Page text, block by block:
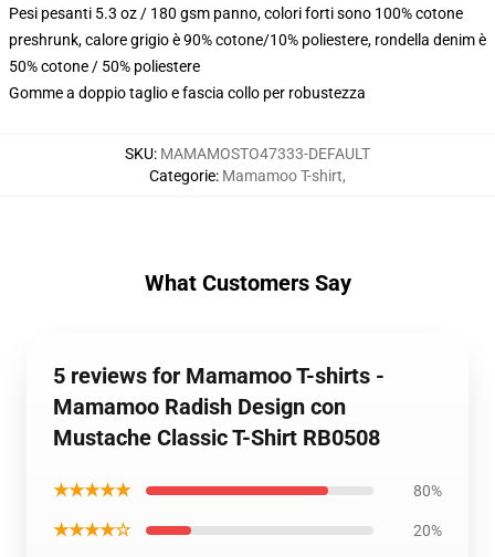
Pesi pesanti 5.3 oz / 180 gsm panno, colori forti sono 100% cotone
preshrunk, calore grigio è 90% cotone/10% poliestere, rondella denim è
50% cotone / 50% poliestere
Gomme a doppio taglio e fascia collo per robustezza
SKU: MAMAMOSTO47333-DEFAULT
Categorie: Mamamoo T-shirt,
What Customers Say
5 reviews for Mamamoo T-shirts -
Mamamoo Radish Design con
Mustache Classic T-Shirt RB0508
★★★★★ 80%
★★★★☆ 20%